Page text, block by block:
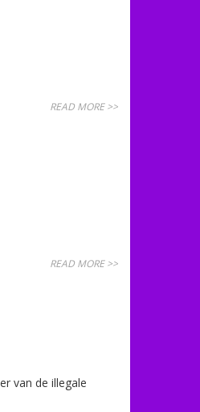
READ MORE >>
READ MORE >>
van de illegale